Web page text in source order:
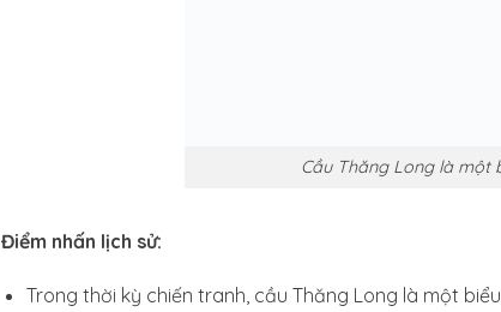
Cầu Thăng Long là một
Điểm nhấn lịch sử:
Trong thời kỳ chiến tranh, cầu Thăng Long là một